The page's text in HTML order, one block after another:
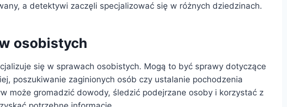
a detektywi zaczęli specjalizować się w różnych dziedzinach.
osobistych
się w sprawach osobistych. Mogą to być sprawy dotyczące
poszukiwanie zaginionych osób czy ustalanie pochodzenia
może gromadzić dowody, śledzić podejrzane osoby i korzystać z